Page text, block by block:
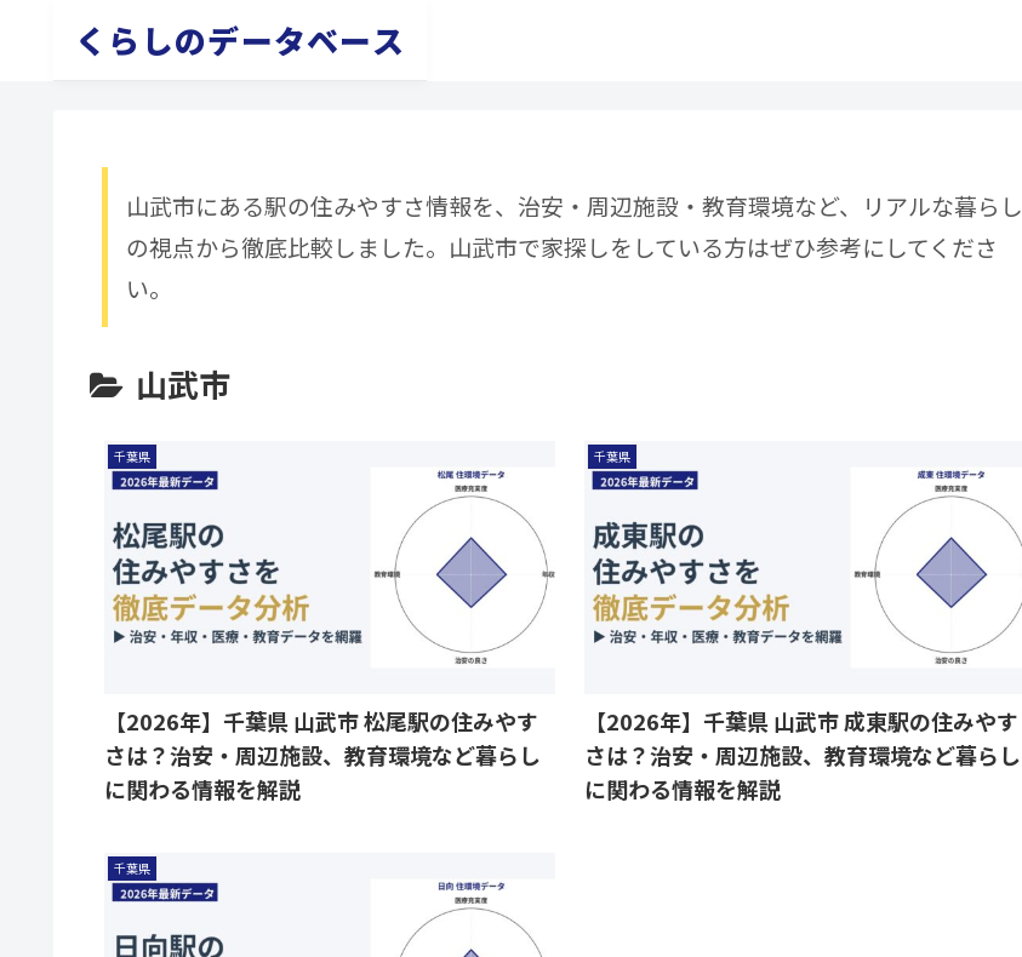
くらしのデータベース
山武市にある駅の住みやすさ情報を、治安・周辺施設・教育環境など、リアルな暮らし
の視点から徹底比較しました。山武市で家探しをしている方はぜひ参考にしてくださ
い。
山武市
千葉県
【2026年】千葉県 山武市 松尾駅の住みやす
さは？治安・周辺施設、教育環境など暮らし
に関わる情報を解説
千葉県
【2026年】千葉県 山武市 成東駅の住みやす
さは？治安・周辺施設、教育環境など暮らし
に関わる情報を解説
千葉県